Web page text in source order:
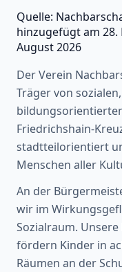
Quelle:
hinzugefügt am 28.
August 2026
Der Verein
Träger von
Friedrichshain-
stadtteilorientiert
Menschen aller
An der
wir im
Sozialraum.
fördern Kinder in
Räumen an der